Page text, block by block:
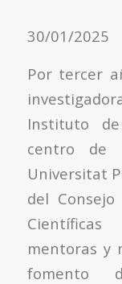
30/01/2025
Por tercer
Instituto de
centro de
Universitat
del
mentoras y
fomento